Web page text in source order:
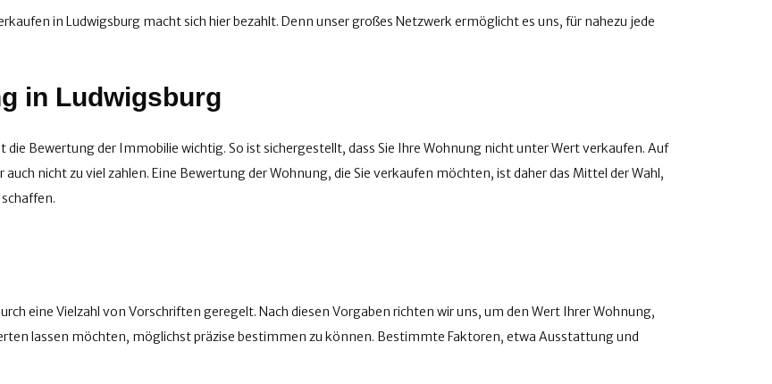
in Ludwigsburg macht sich hier bezahlt. Denn unser großes Netzwerk ermöglicht es uns, für nahezu jede
in Ludwigsburg
Bewertung der Immobilie wichtig. So ist sichergestellt, dass Sie Ihre Wohnung nicht unter Wert verkaufen. Auf
nicht zu viel zahlen. Eine Bewertung der Wohnung, die Sie verkaufen möchten, ist daher das Mittel der Wahl,
eine Vielzahl von Vorschriften geregelt. Nach diesen Vorgaben richten wir uns, um den Wert Ihrer Wohnung,
lassen möchten, möglichst präzise bestimmen zu können. Bestimmte Faktoren, etwa Ausstattung und